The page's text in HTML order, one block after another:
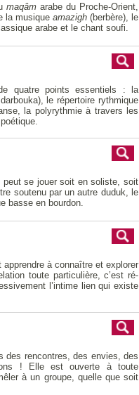
maqâmarabe du Proche-Orient,
la musique amazigh(berbère), le
arabe et le chant soufi.
quatre points essentiels : la
le répertoire rythmique
la polyrythmie à travers les
peut se jouer soit en soliste, soit
soutenu par un autre duduk, le
basse en bourdon.
à connaître et explorer
toute particulière, c’est ré-
l’intime lien qui existe
des rencontres, des envies, des
! Elle est ouverte à toute
à un groupe, quelle que soit